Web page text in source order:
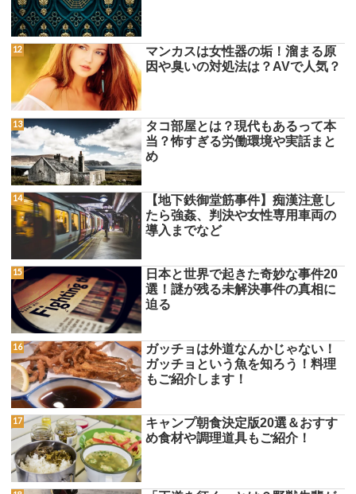
マンカスは女性器の垢！溜まる原
因や臭いの対処法は？AVで人気？
タコ部屋とは？現代もあるって本
当？怖すぎる労働環境や実話まと
め
【地下鉄御堂筋事件】痴漢注意し
たら強姦、判決や女性専用車両の
導入までなど
日本と世界で起きた奇妙な事件20
選！謎が残る未解決事件の真相に
迫る
ガッチョは外道なんかじゃない！
ガッチョという魚を知ろう！料理
もご紹介します！
キャンプ朝食決定版20選＆おすす
め食材や調理道具もご紹介！